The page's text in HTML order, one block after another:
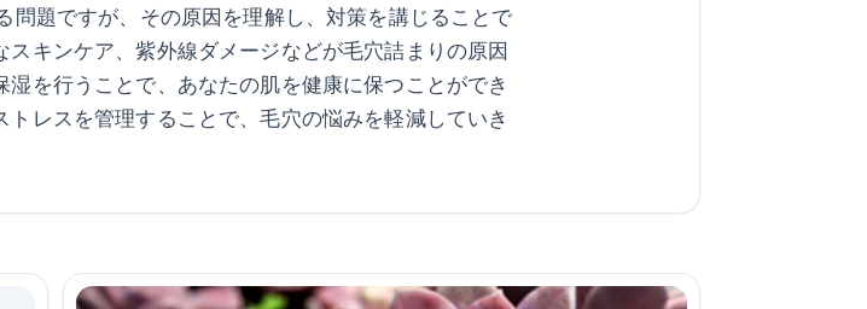
題ですが、その原因を理解し、対策を講じることで
キンケア、紫外線ダメージなどが毛穴詰まりの原因
を行うことで、あなたの肌を健康に保つことができ
レスを管理することで、毛穴の悩みを軽減していき